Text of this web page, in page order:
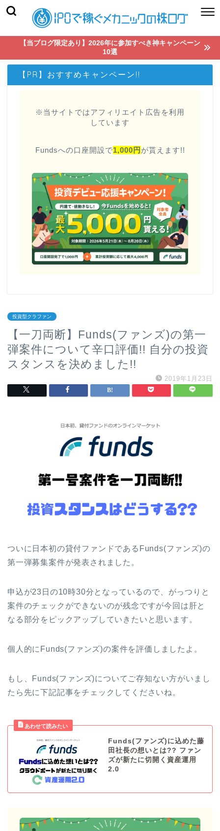
【当ブログ限定あり】2026年に参加すべき神キャンペーン
10選
【PR】おすすめキャンペーン!!
※当サイトではアフィリエイト広告を利用
しています
Fundsへの口座開設で1,000円 が貰えます!!
投資型クラファン
【一刀両断】Funds(ファンズ)の第一
弾案件について辛口評価!! 自分の投資
スタンスを決めました!!
2019年1月23日
ついに日本初の貸付ファンドであるFunds(ファンズ)の
第一弾募集案件が発表されました。
申込が23日の10時30分となっているので、がっつりと
案件のチェックができないのが残念ですが今回は肝と
なる部分をピックアップしていきたいと思います。
個人的にFunds(ファンズ)の案件を評価しましたよ。
もし、Funds(ファンズ)についてご存知ない方がいまし
たら先に下記記事をチェックしてくださいね。
Funds(ファンズ)に込めた藤
田社長の想いとは?? ファン
ズが新たに切開く資産運用
2.0